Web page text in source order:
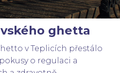
ghetta
v Teplicích přestálo
o regulaci a